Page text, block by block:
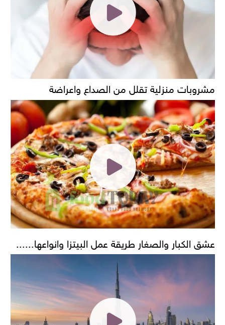
مشروبات منزلية تقلل من الصداع واعراضة
عشق الكبار والصغار طريقة عمل البيتزا وانواعها......